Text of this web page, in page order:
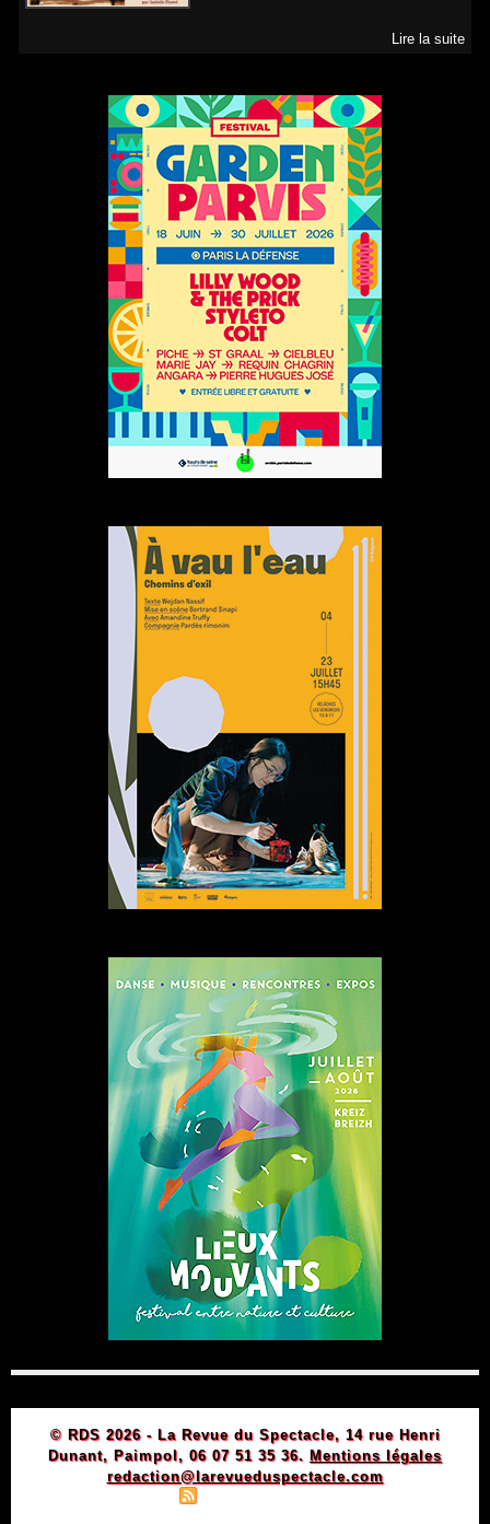
Lire la suite
© RDS 2026 - La Revue du Spectacle, 14 rue Henri
Dunant, Paimpol, 06 07 51 35 36. Mentions légales
redaction@larevueduspectacle.com